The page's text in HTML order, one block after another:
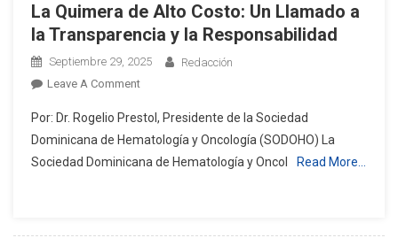
La Quimera de Alto Costo: Un Llamado a
la Transparencia y la Responsabilidad
Septiembre 29, 2025
Redacción
Leave A CommentOn
Quimera
De
Alto
Por: Dr. Rogelio Prestol, Presidente de la Sociedad
Dominicana de Hematología y Oncología (SODOHO) La
Sociedad Dominicana de Hematología y Oncol
Read More…